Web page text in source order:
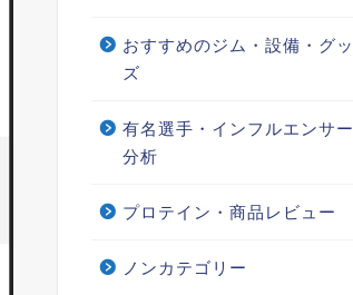
おすすめのジム・設備・グッ
ズ
有名選手・インフルエンサー
分析
プロテイン・商品レビュー
ノンカテゴリー